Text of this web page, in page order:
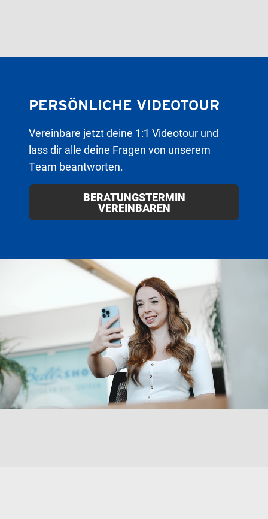
PERSÖNLICHE VIDEOTOUR
Vereinbare jetzt deine 1:1 Videotour und
lass dir alle deine Fragen von unserem
Team beantworten.
BERATUNGSTERMIN
VEREINBAREN